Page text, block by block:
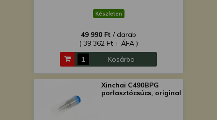
Készleten
49 990 Ft / darab
( 39 362 Ft + ÁFA )
Kosárba
Xinchai C490BPG
porlasztócsúcs, original